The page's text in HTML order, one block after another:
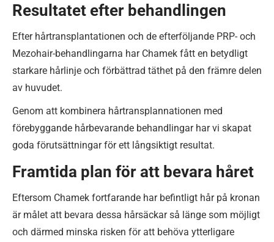
Resultatet efter behandlingen
Efter hårtransplantationen och de efterföljande PRP- och
Mezohair-behandlingarna har Chamek fått en betydligt
starkare hårlinje och förbättrad täthet på den främre delen
av huvudet.
Genom att kombinera hårtransplannationen med
förebyggande hårbevarande behandlingar har vi skapat
goda förutsättningar för ett långsiktigt resultat.
Framtida plan för att bevara håret
Eftersom Chamek fortfarande har befintligt hår på kronan
är målet att bevara dessa hårsäckar så länge som möjligt
och därmed minska risken för att behöva ytterligare